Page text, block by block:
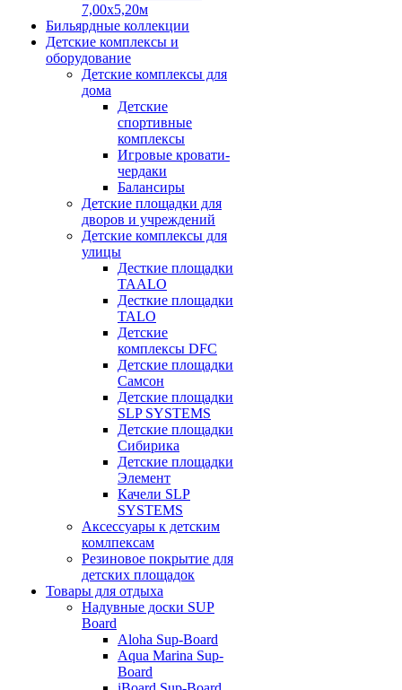
7,00х5,20м
Бильярдные коллекции
Детские комплексы и
оборудование
Детские комплексы для
дома
Детские
спортивные
комплексы
Игровые кровати-
чердаки
Балансиры
Детские площадки для
дворов и учреждений
Детские комплексы для
улицы
Десткие площадки
TAALO
Десткие площадки
TALO
Детские
комплексы DFC
Детские площадки
Самсон
Детские площадки
SLP SYSTEMS
Детские площадки
Сибирика
Детские площадки
Элемент
Качели SLP
SYSTEMS
Аксессуары к детским
комлпексам
Резиновое покрытие для
детских площадок
Товары для отдыха
Надувные доски SUP
Board
Aloha Sup-Board
Aqua Marina Sup-
Board